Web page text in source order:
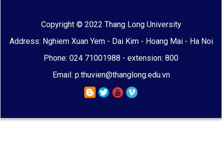
Copyright © 2022 Thang Long University
Address: Nghiem Xuan Yem - Dai Kim - Hoang Mai - Ha Noi
Phone: 024 71001988 - extension: 800
Email: p.thuvien@thanglong.edu.vn